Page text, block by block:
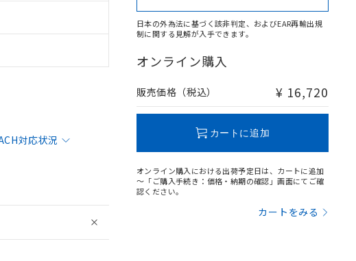
対応状況
日本の外為法に基づく該非判定、およびEAR再輸出規
制に関する見解が入手できます。
オンライン購入
販売価格（税込） ¥ 16,720
カートに追加
オンライン購入における出荷予定日は、カートに追加
～「ご購入手続き：価格・納期の確認」画面にてご確
認ください。
カートをみる